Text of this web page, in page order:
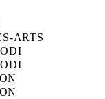
ARTS